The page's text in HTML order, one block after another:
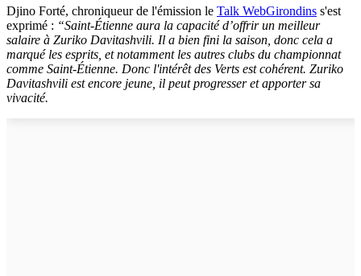
Djino Forté, chroniqueur de l'émission le Talk WebGirondins s'est
exprimé : “Saint-Étienne aura la capacité d’offrir un meilleur
salaire à Zuriko Davitashvili. Il a bien fini la saison, donc cela a
marqué les esprits, et notamment les autres clubs du championnat
comme Saint-Étienne. Donc l'intérêt des Verts est cohérent. Zuriko
Davitashvili est encore jeune, il peut progresser et apporter sa
vivacité.